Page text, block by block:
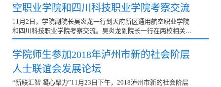
空职业学院和四川科技职业学院考察交流
11月2日，学院副院长吴炎龙一行到天府新区通用航空职业学院
和四川科技职业学院考察交流。吴炎龙副院长一行在两校相关领
导的陪同下，实地参观了校园环境，并就实验实训室建...
学院师生参加2018年泸州市新的社会阶层
人士联谊会发展论坛
“新联汇智 凝心聚力”11月23日下午，2018泸州市新的社会阶层